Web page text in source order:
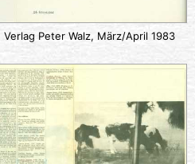
Peter Walz, März/April 1983